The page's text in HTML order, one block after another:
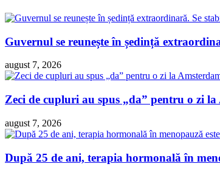
Guvernul se reunește în ședință
august 7, 2026
Zeci de cupluri au spus „da” pentru o zi
august 7, 2026
După 25 de ani, terapia hormonală în